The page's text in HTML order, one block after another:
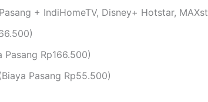
+ IndiHomeTV, Disney+ Hotstar,
Rp166.500)
Pasang Rp55.500)